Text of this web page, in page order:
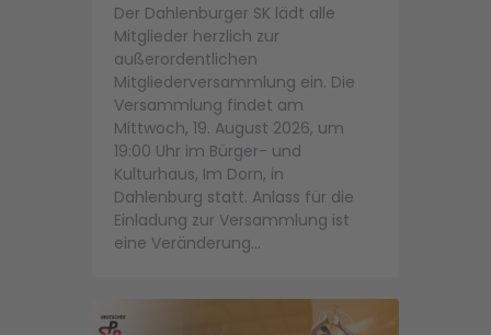
Der Dahlenburger SK lädt alle
Mitglieder herzlich zur
außerordentlichen
Mitgliederversammlung ein. Die
Versammlung findet am
Mittwoch, 19. August 2026, um
19:00 Uhr im Bürger- und
Kulturhaus, Im Dorn, in
Dahlenburg statt. Anlass für die
Einladung zur Versammlung ist
eine Veränderung…